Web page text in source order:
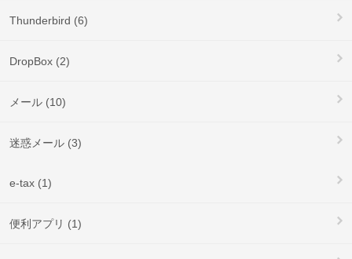
Thunderbird (6)
DropBox (2)
メール (10)
迷惑メール (3)
e-tax (1)
便利アプリ (1)